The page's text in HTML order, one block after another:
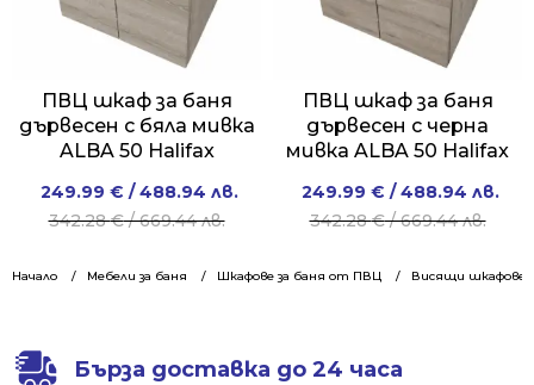
Начало Мебели за баня Шкафове за баня от ПВЦ Висящи шкафове
ПВЦ шкаф за баня
дървесен с бяла мивка
ALBA 50 Halifax
342.28€/ 669.44 лв.
Original
price
342.28 €
249.99 € / 488.94 лв.
Current
price
249.99 €
ПВЦ шкаф за баня
дървесен с черна
мивка ALBA 50 Halifax
342.28€/ 669.44 лв.
Original
price
342.28 €
249.99 € / 488.94 лв.
Current
price
249.99 €
Бърза доставка до 24 часа